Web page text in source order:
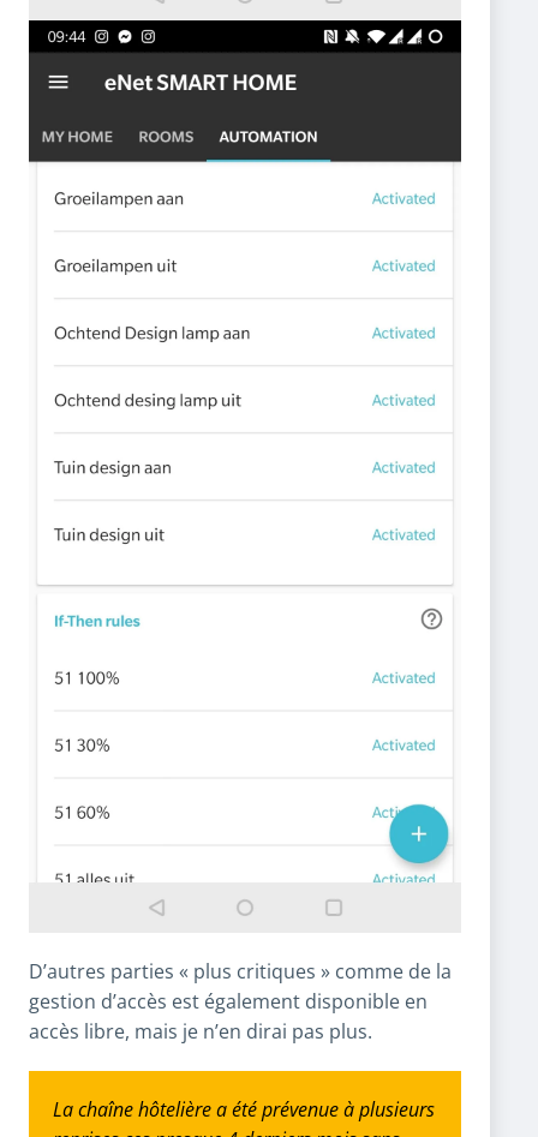
D’autres parties « plus critiques » comme de la
gestion d’accès est également disponible en
accès libre, mais je n’en dirai pas plus.
La chaîne hôtelière a été prévenue à plusieurs